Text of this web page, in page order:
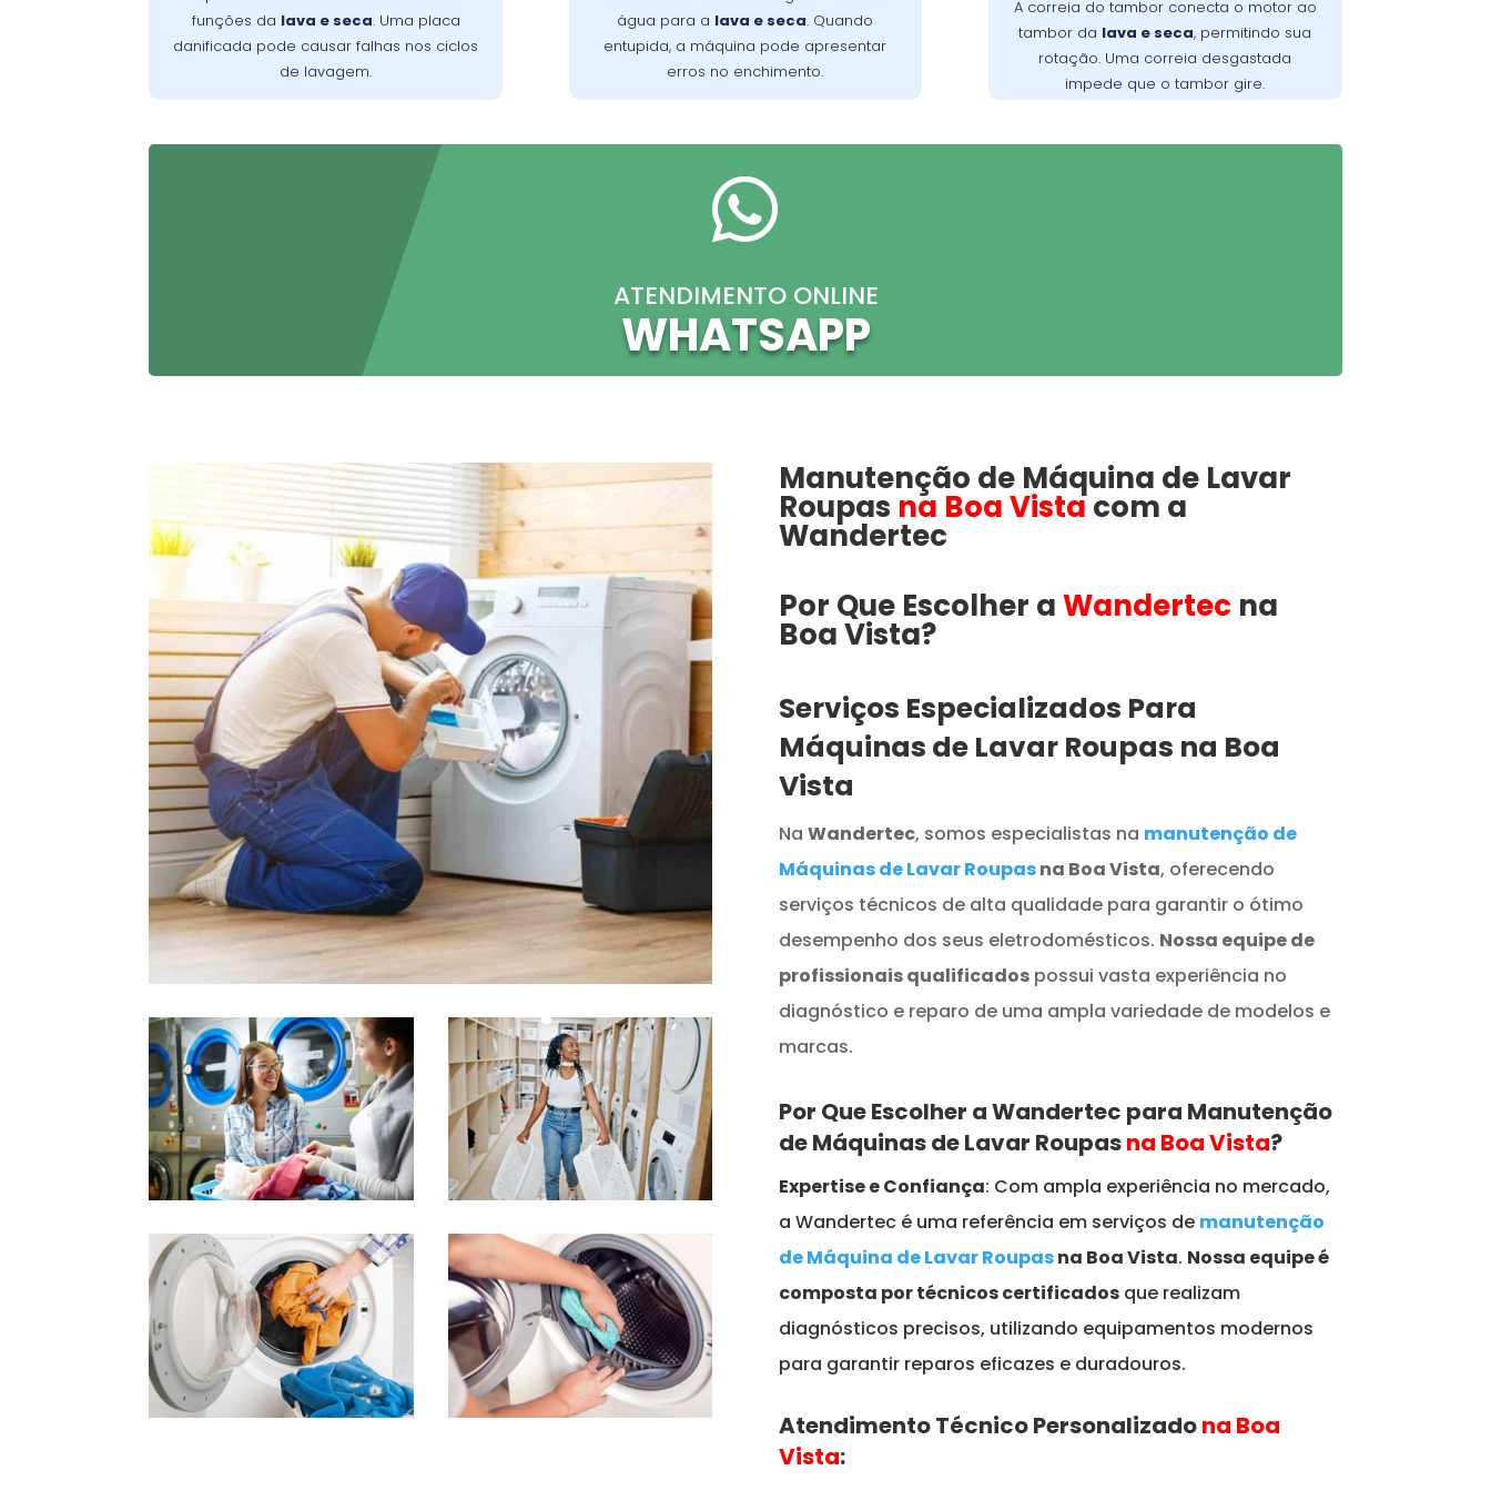
funções da lava e seca. Uma placa
danificada pode causar falhas nos ciclos
de lavagem.
substituição da placa deve ser feita por
um técnico especializado para garantir o
retorno ao funcionamento normal e
evitar danos adicionais.
água para a lava e seca. Quando
entupida, a máquina pode apresentar
erros no enchimento.
tambor
. Limpe a válvula regularmente
para evitar acúmulo de detritos e
mantenha o desempenho ideal da
máquina.
A correia do tambor conecta o motor ao
tambor da lava e seca, permitindo sua
rotação. Uma correia desgastada
impede que o tambor gire.
da máquina
. Verifique periodicamente e
consulte um técnico para a troca
adequada, garantindo maior
durabilidade do equipamento

ATENDIMENTO ONLINE
WHATSAPP
Manutenção de Máquina de Lavar
Roupas na Boa Vistacom a
Wandertec
Por Que Escolher aWandertec na
Boa Vista​​​?
Serviços Especializados Para
Máquinas de Lavar Roupas na Boa
Vista
Na Wandertec, somos especialistas na manutenção de
Máquinas de Lavar Roupasna Boa Vista, oferecendo
serviços técnicos de alta qualidade para garantir o ótimo
desempenho dos seus eletrodomésticos. Nossa equipe de
profissionais qualificadospossui vasta experiência no
diagnóstico e reparo de uma ampla variedade de modelos e
marcas.
Por Que Escolher a Wandertec para Manutenção
de Máquinas de Lavar Roupasna Boa Vista?
Expertise e Confiança: Com ampla experiência no mercado,
a Wandertec é uma referência em serviços de manutenção
de Máquina de Lavar Roupasna Boa Vista. Nossa equipe é
composta por técnicos certificadosque realizam
diagnósticos precisos, utilizando equipamentos modernos
para garantir reparos eficazes e duradouros.
Atendimento Técnico Personalizadona Boa
Vista: